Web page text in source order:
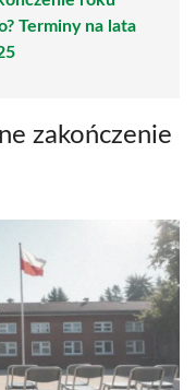
Terminy na lata
zakończenie